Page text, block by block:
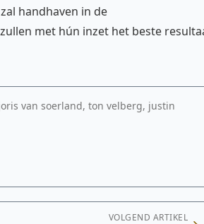
handhaven in de
met hún inzet het beste
van soerland, ton velberg, justin
VOLGEND ARTIKEL